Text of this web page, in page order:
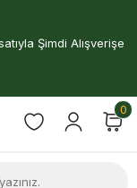
Şimdi Alışverişe
0